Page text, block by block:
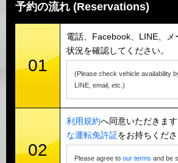
予約の流れ (Reservations)
01
電話、Facebook、LINE、メ
状況を確認してください。
(Please check vehicle availability
LINE, email, etc.)
02
利用規約へ同意いただきま
な運転免許証をお持ちくださ
Please agree to our terms and be